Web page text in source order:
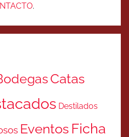
.
Catas
Destilados
Eventos Ficha